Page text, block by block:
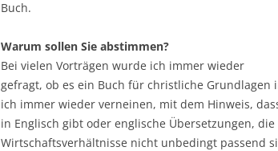
Buch.
Warum sollen Sie abstimmen?
Bei vielen Vorträgen wurde ich immer wieder
gefragt, ob es ein Buch für christliche Grundlagen
ich immer wieder verneinen, mit dem Hinweis,
in Englisch gibt oder englische Übersetzungen,
Wirtschaftsverhältnisse nicht unbedingt passend